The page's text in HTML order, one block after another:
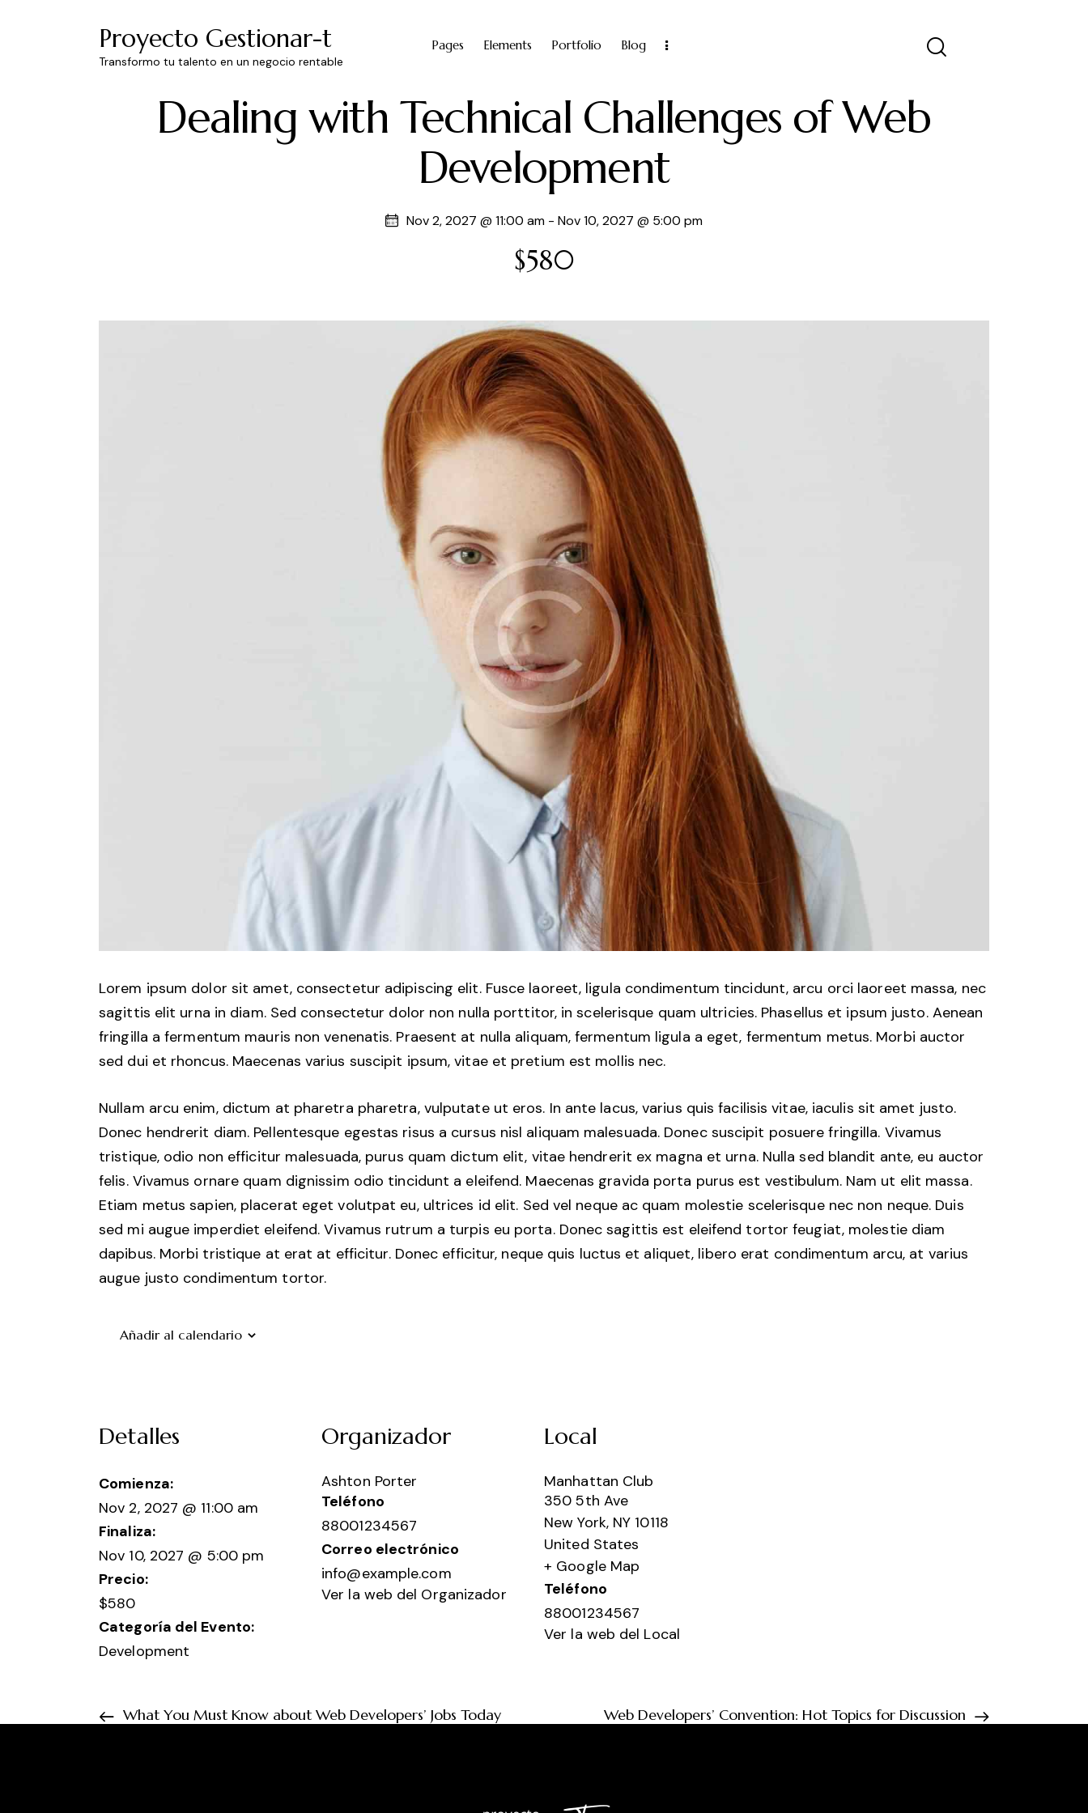
Proyecto Gestionar-t
Transformo tu talento en un negocio rentable
Pages Elements Portfolio Blog
Dealing with Technical Challenges of Web
Development
Nov 2, 2027 @ 11:00 am - Nov 10, 2027 @ 5:00 pm
$580
Lorem ipsum dolor sit amet, consectetur adipiscing elit. Fusce laoreet, ligula condimentum tincidunt, arcu orci laoreet massa, nec
sagittis elit urna in diam. Sed consectetur dolor non nulla porttitor, in scelerisque quam ultricies. Phasellus et ipsum justo. Aenean
fringilla a fermentum mauris non venenatis. Praesent at nulla aliquam, fermentum ligula a eget, fermentum metus. Morbi auctor
sed dui et rhoncus. Maecenas varius suscipit ipsum, vitae et pretium est mollis nec.
Nullam arcu enim, dictum at pharetra pharetra, vulputate ut eros. In ante lacus, varius quis facilisis vitae, iaculis sit amet justo.
Donec hendrerit diam. Pellentesque egestas risus a cursus nisl aliquam malesuada. Donec suscipit posuere fringilla. Vivamus
tristique, odio non efficitur malesuada, purus quam dictum elit, vitae hendrerit ex magna et urna. Nulla sed blandit ante, eu auctor
felis. Vivamus ornare quam dignissim odio tincidunt a eleifend. Maecenas gravida porta purus est vestibulum. Nam ut elit massa.
Etiam metus sapien, placerat eget volutpat eu, ultrices id elit. Sed vel neque ac quam molestie scelerisque nec non neque. Duis
sed mi augue imperdiet eleifend. Vivamus rutrum a turpis eu porta. Donec sagittis est eleifend tortor feugiat, molestie diam
dapibus. Morbi tristique at erat at efficitur. Donec efficitur, neque quis luctus et aliquet, libero erat condimentum arcu, at varius
augue justo condimentum tortor.
Añadir al calendario
Detalles
Comienza:
Nov 2, 2027 @ 11:00 am
Finaliza:
Nov 10, 2027 @ 5:00 pm
Precio:
$580
Categoría del Evento:
Development
Organizador
Ashton Porter
Teléfono
88001234567
Correo electrónico
info@example.com
Ver la web del Organizador
Local
Manhattan Club
350 5th Ave
New York, NY 10118
United States
+ Google Map
Teléfono
88001234567
Ver la web del Local
What You Must Know about Web Developers’ Jobs Today Web Developers’ Convention: Hot Topics for Discussion